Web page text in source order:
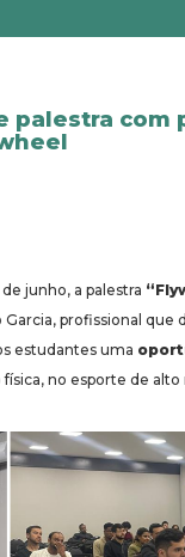
palestra
junho, a palestra
profissional que
estudantes uma
no esporte de